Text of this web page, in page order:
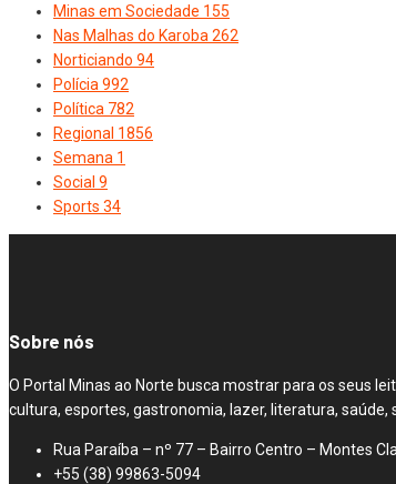
Minas em Sociedade 155
Nas Malhas do Karoba 262
Norticiando 94
Polícia 992
Política 782
Regional 1856
Semana 1
Social 9
Sports 34
Sobre nós
O Portal Minas ao Norte busca mostrar para os seus
cultura, esportes, gastronomia, lazer, literatura,
Rua Paraíba – nº 77 – Bairro Centro – Montes
+55 (38) 99863-5094